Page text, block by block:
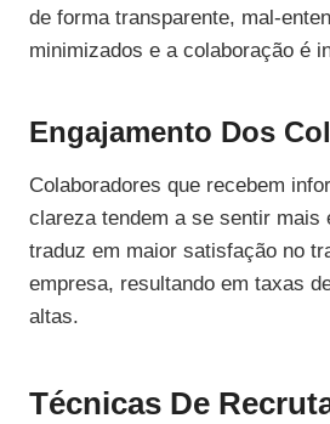
de forma transparente, mal-
minimizados e a colaboração é
Engajamento Dos
Colaboradores que recebem
clareza tendem a se sentir mais
traduz em maior satisfação no
empresa, resultando em taxas
altas.
Técnicas De